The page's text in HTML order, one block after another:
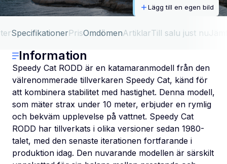
Lägg till en egen bild
SpecifikationerPrisOmdömenArtiklarTill salu just nu
Information
Speedy Cat RODD är en katamaranmodell från den
välrenommerade tillverkaren Speedy Cat, känd för
att kombinera stabilitet med hastighet. Denna modell,
som mäter strax under 10 meter, erbjuder en rymlig
och bekväm upplevelse på vattnet. Speedy Cat
RODD har tillverkats i olika versioner sedan 1980-
talet, med den senaste iterationen fortfarande i
produktion idag. Den nuvarande modellen är särskilt